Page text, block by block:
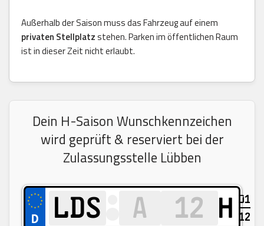
Außerhalb der Saison muss das Fahrzeug auf einem
privaten Stellplatzstehen. Parken im öffentlichen Raum
ist in dieser Zeit nicht erlaubt.
Dein H-Saison Wunschkennzeichen
wird geprüft & reserviert bei der
Zulassungsstelle Lübben
H
01
12